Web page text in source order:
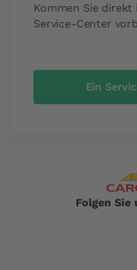
Kommen Sie
Service-Center
Ein
Folgen Sie